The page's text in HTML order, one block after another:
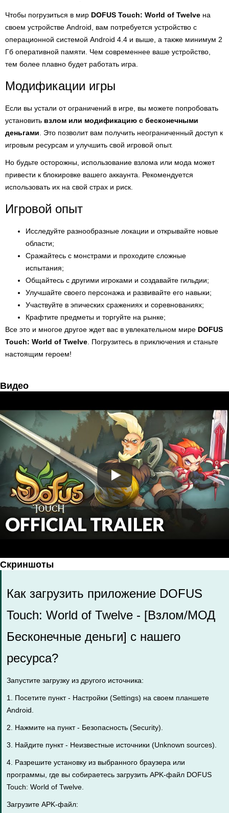
Чтобы погрузиться в мир DOFUS Touch: World of Twelve на
своем устройстве Android, вам потребуется устройство с
операционной системой Android 4.4 и выше, а также минимум 2
Гб оперативной памяти. Чем современнее ваше устройство,
тем более плавно будет работать игра.
Модификации игры
Если вы устали от ограничений в игре, вы можете попробовать
установить взлом или модификацию с бесконечными
деньгами . Это позволит вам получить неограниченный доступ к
игровым ресурсам и улучшить свой игровой опыт.
Но будьте осторожны, использование взлома или мода может
привести к блокировке вашего аккаунта. Рекомендуется
использовать их на свой страх и риск.
Игровой опыт
Исследуйте разнообразные локации и открывайте новые
области;
Сражайтесь с монстрами и проходите сложные
испытания;
Общайтесь с другими игроками и создавайте гильдии;
Улучшайте своего персонажа и развивайте его навыки;
Участвуйте в эпических сражениях и соревнованиях;
Крафтите предметы и торгуйте на рынке;
Все это и многое другое ждет вас в увлекательном мире DOFUS
Touch: World of Twelve . Погрузитесь в приключения и станьте
настоящим героем!
Видео
Скриншоты
Как загрузить приложение DOFUS
Touch: World of Twelve - [Взлом/МОД
Бесконечные деньги] с нашего
ресурса?
Запустите загрузку из другого источника:
1. Посетите пункт - Настройки (Settings) на своем планшете
Android.
2. Нажмите на пункт - Безопасность (Security).
3. Найдите пункт - Неизвестные источники (Unknown sources).
4. Разрешите установку из выбранного браузера или
программы, где вы собираетесь загрузить APK-файл DOFUS
Touch: World of Twelve.
Загрузите APK-файл: